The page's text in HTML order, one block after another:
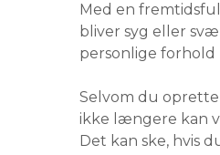
Med en
bliver syg eller
personlige forhold
Selvom du
ikke længere kan
Det kan ske, hvis